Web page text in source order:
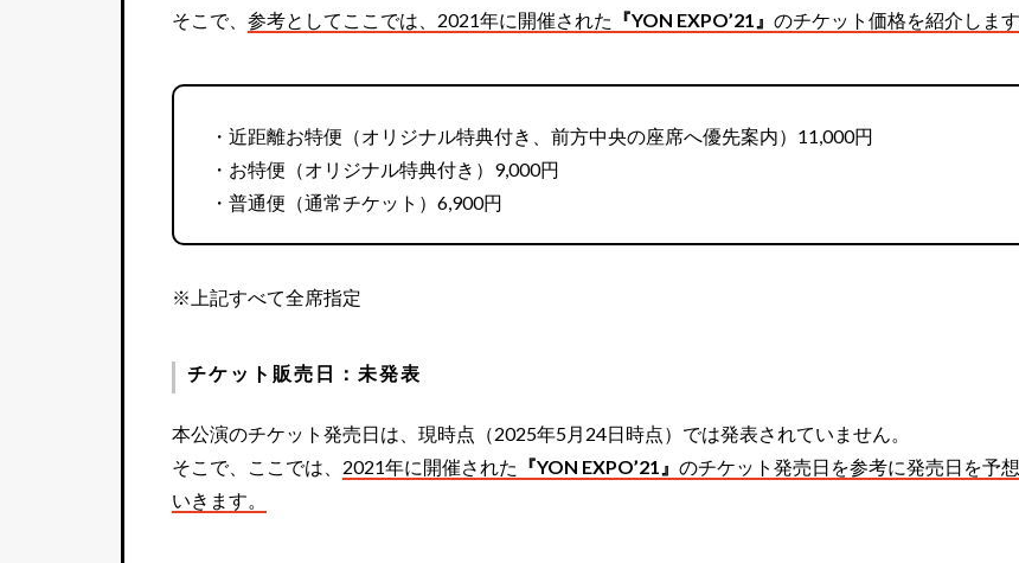
そこで、 参考としてここでは、2021年に開催された 『YON EXPO’21』 のチケット価格を紹介します
・近距離お特便（オリジナル特典付き、前方中央の座席へ優先案内）11,000円
・お特便（オリジナル特典付き）9,000円
・普通便（通常チケット）6,900円
※上記すべて全席指定
チケット販売日：未発表
本公演のチケット発売日は、現時点（2025年5月24日時点）では発表されていません。
そこで、ここでは、 2021年に開催された 『YON EXPO’21』 のチケット発売日を参考に発売日を予
いきます。